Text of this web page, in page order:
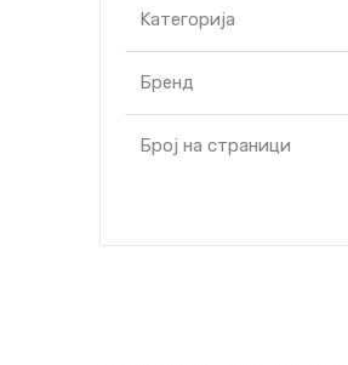
Kатегорија
Бренд
Број на страници